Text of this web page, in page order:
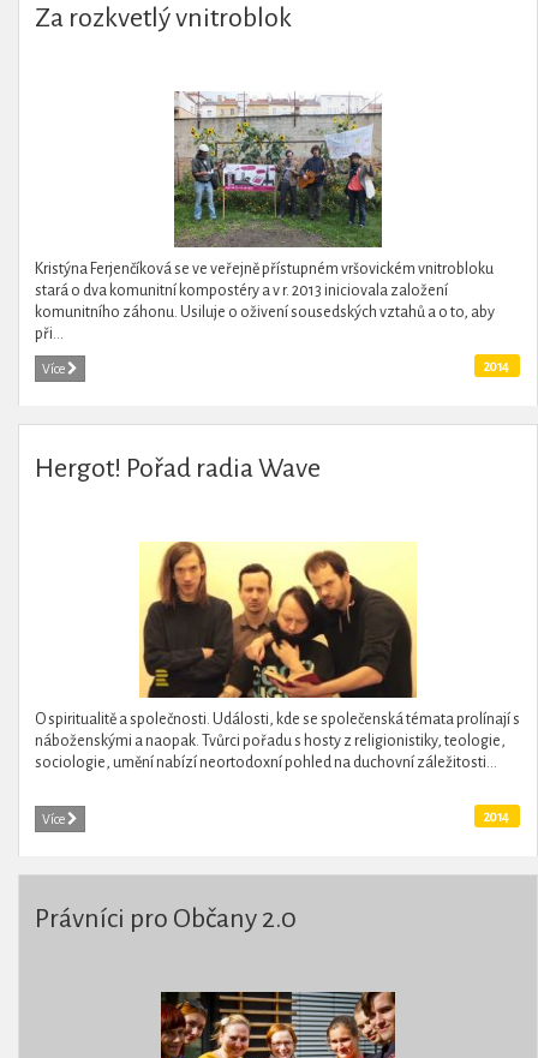
Za rozkvetlý vnitroblok
Kristýna Ferjenčíková se ve veřejně přístupném vršovickém vnitrobloku
stará o dva komunitní kompostéry a v r. 2013 iniciovala založení
komunitního záhonu. Usiluje o oživení sousedských vztahů a o to, aby
při...
Více 2014
Hergot! Pořad radia Wave
O spiritualitě a společnosti. Události, kde se společenská témata prolínají s
náboženskými a naopak. Tvůrci pořadu s hosty z religionistiky, teologie,
sociologie, umění nabízí neortodoxní pohled na duchovní záležitosti...
Více 2014
Právníci pro Občany 2.0